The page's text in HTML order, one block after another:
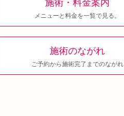
メニューと料金を一覧で見る。
施術のながれ
ご予約から施術完了までのながれ